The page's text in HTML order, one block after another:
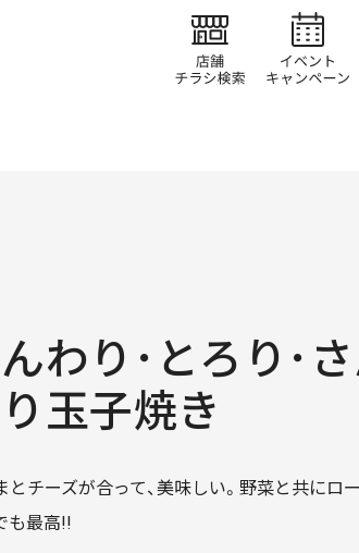
店舗/チラシ
わり･とろり･
玉子焼き
とチーズが合って、美味しい。野菜と共にロ
も最高!!